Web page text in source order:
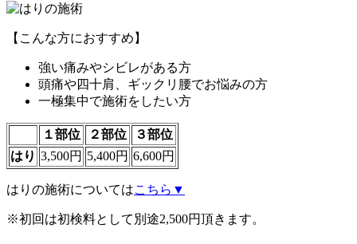
【こんな方におすすめ】
強い痛みやシビレがある方
頭痛や四十肩、ギックリ腰でお悩みの方
一極集中で施術をしたい方
１部位 ２部位
３部位
はり 3,500円 5,400円 6,600円
はりの施術についてはこちら▼
※初回は初検料として別途2,500円頂きます。